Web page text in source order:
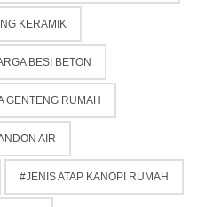
KERAMIK
BESI BETON
GENTENG RUMAH
AIR
JENIS ATAP KANOPI RUMAH